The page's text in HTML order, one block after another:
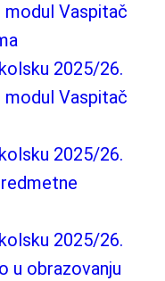
Vaspitač
2025/26.
Vaspitač
2025/26.
2025/26.
u obrazovanju